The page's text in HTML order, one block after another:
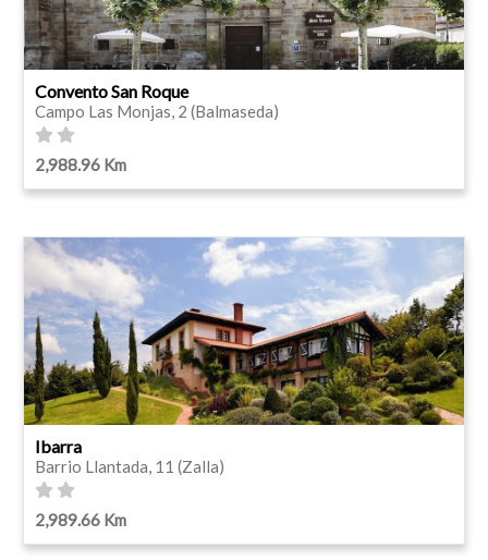
Convento San Roque
Campo Las Monjas, 2 (Balmaseda)
2,988.96 Km
Ibarra
Barrio Llantada, 11 (Zalla)
2,989.66 Km